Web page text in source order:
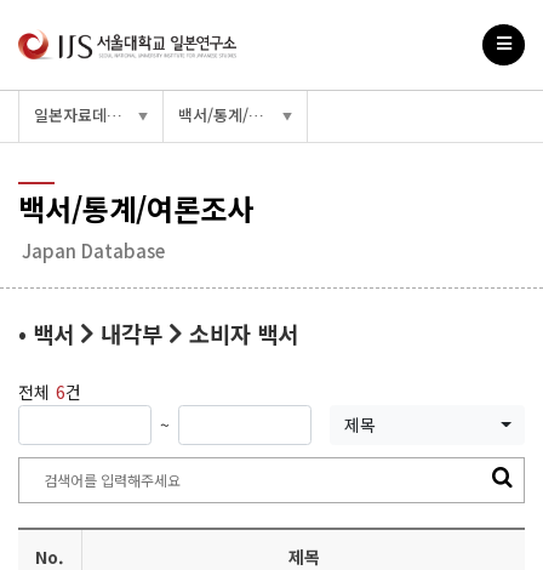
일본자료데이터베이스 ▼ 백서/통계/여론조사 ▼
백서/통계/여론조사
Japan Database
• 백서 내각부 소비자 백서
전체 6건
~
제목
No. 제목